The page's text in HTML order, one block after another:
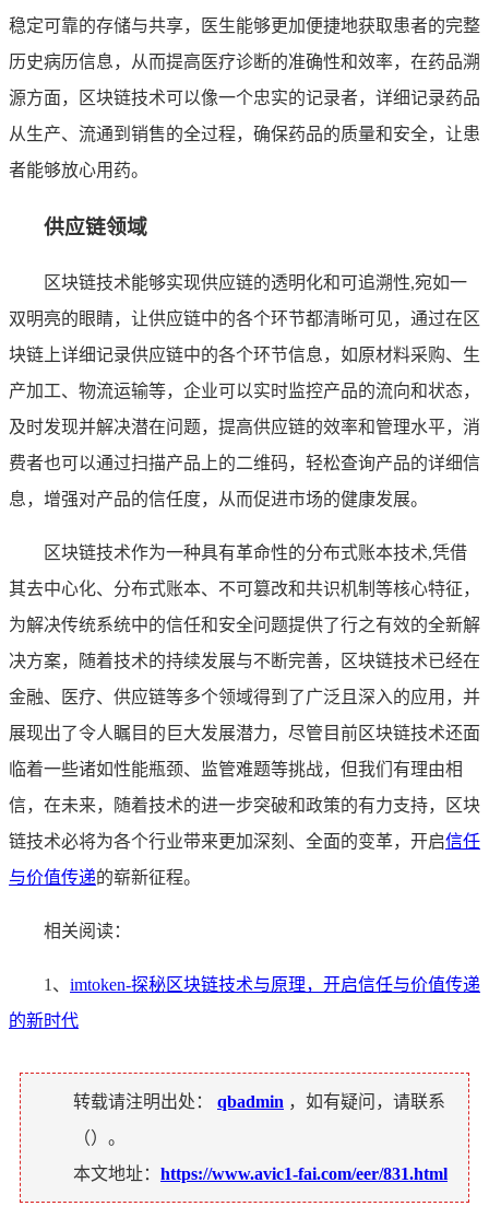
稳定可靠的存储与共享，医生能够更加便捷地获取患者的完整
历史病历信息，从而提高医疗诊断的准确性和效率，在药品溯
源方面，区块链技术可以像一个忠实的记录者，详细记录药品
从生产、流通到销售的全过程，确保药品的质量和安全，让患
者能够放心用药。
供应链领域
区块链技术能够实现供应链的透明化和可追溯性,宛如一
双明亮的眼睛，让供应链中的各个环节都清晰可见，通过在区
块链上详细记录供应链中的各个环节信息，如原材料采购、生
产加工、物流运输等，企业可以实时监控产品的流向和状态，
及时发现并解决潜在问题，提高供应链的效率和管理水平，消
费者也可以通过扫描产品上的二维码，轻松查询产品的详细信
息，增强对产品的信任度，从而促进市场的健康发展。
区块链技术作为一种具有革命性的分布式账本技术,凭借
其去中心化、分布式账本、不可篡改和共识机制等核心特征，
为解决传统系统中的信任和安全问题提供了行之有效的全新解
决方案，随着技术的持续发展与不断完善，区块链技术已经在
金融、医疗、供应链等多个领域得到了广泛且深入的应用，并
展现出了令人瞩目的巨大发展潜力，尽管目前区块链技术还面
临着一些诸如性能瓶颈、监管难题等挑战，但我们有理由相
信，在未来，随着技术的进一步突破和政策的有力支持，区块
链技术必将为各个行业带来更加深刻、全面的变革，开启信任
与价值传递的崭新征程。
相关阅读：
1、 imtoken-探秘区块链技术与原理，开启信任与价值传递
的新时代
转载请注明出处： qbadmin ，如有疑问，请联系
（）。
本文地址： https://www.avic1-fai.com/eer/831.html